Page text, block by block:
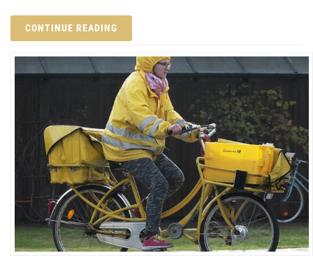
CONTINUE READING